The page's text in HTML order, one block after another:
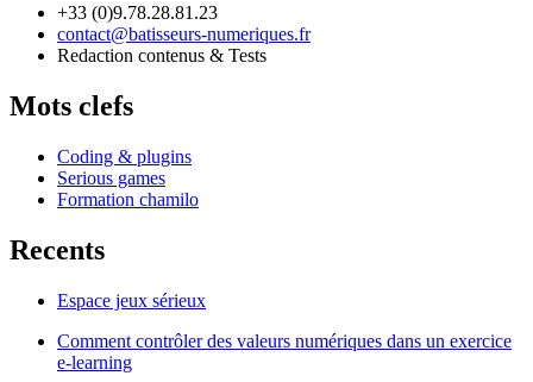
+33 (0)9.78.28.81.23
contact@batisseurs-numeriques.fr
Redaction contenus & Tests
Mots clefs
Coding & plugins
Serious games
Formation chamilo
Recents
Espace jeux sérieux
Comment contrôler des valeurs numériques dans un exercice
e-learning